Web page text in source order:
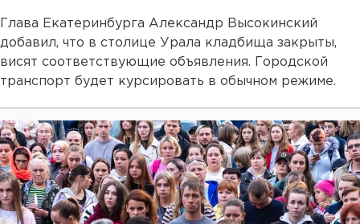
Глава Екатеринбурга Александр Высокинский
добавил, что в столице Урала кладбища закрыты,
висят соответствующие объявления. Городской
транспорт будет курсировать в обычном режиме.